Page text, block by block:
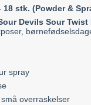
stk. (Powder &
Devils Sour Twist
spray
overraskelser